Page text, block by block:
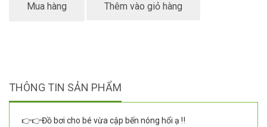
Mua hàng Thêm vào giỏ hàng
THÔNG TIN SẢN PHẨM
👉👉Đồ bơi cho bé vừa cập bến nóng hổi ạ ‼️